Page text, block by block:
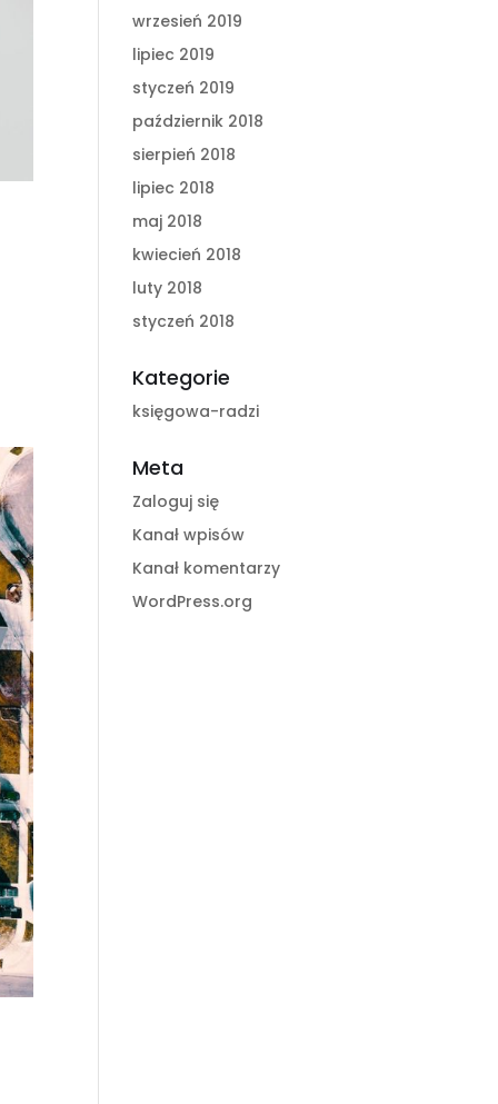
wrzesień 2019
lipiec 2019
styczeń 2019
październik 2018
sierpień 2018
lipiec 2018
maj 2018
kwiecień 2018
luty 2018
styczeń 2018
Kategorie
księgowa-radzi
Meta
Zaloguj się
Kanał wpisów
Kanał komentarzy
WordPress.org